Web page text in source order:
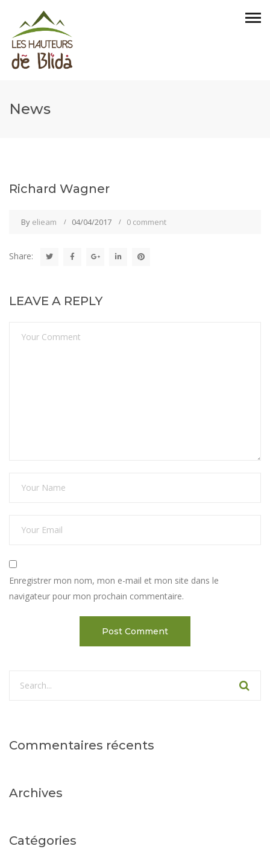
News
Richard Wagner
By elieam 04/04/2017 0 comment
Share:
LEAVE A REPLY
Enregistrer mon nom, mon e-mail et mon site dans le
navigateur pour mon prochain commentaire.
Commentaires récents
Archives
Catégories